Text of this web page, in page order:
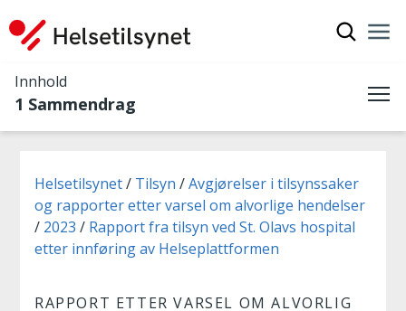
Innhold
1 Sammendrag
Du er her:
Helsetilsynet Tilsyn
Avgjørelser i tilsynssaker
og rapporter etter varsel om alvorlige hendelser
2023
Rapport fra tilsyn ved St. Olavs hospital
etter innføring av Helseplattformen
RAPPORT ETTER VARSEL OM ALVORLIG